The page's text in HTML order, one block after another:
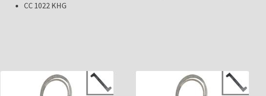
CC 1022 KHG